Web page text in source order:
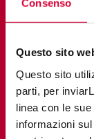
Consenso
Questo sito
Questo sito
parti, per
linea con le
informazioni